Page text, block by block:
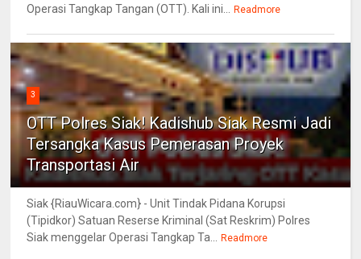
Operasi Tangkap Tangan (OTT). Kali ini... Readmore
3
OTT Polres Siak! Kadishub Siak Resmi Jadi
Tersangka Kasus Pemerasan Proyek
Transportasi Air
Siak {RiauWicara.com} - Unit Tindak Pidana Korupsi
(Tipidkor) Satuan Reserse Kriminal (Sat Reskrim) Polres
Siak menggelar Operasi Tangkap Ta... Readmore